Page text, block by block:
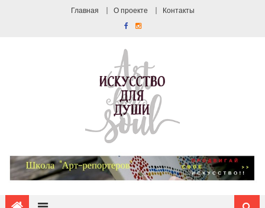
Главная О проекте Контакты